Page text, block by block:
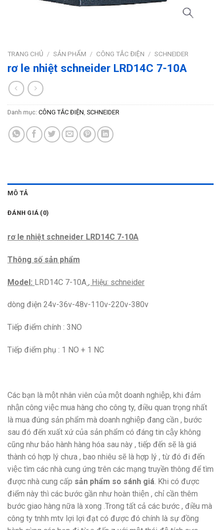
TRANG CHỦ / SẢN PHẨM / CÔNG TẮC ĐIỆN / SCHNEIDER
rơ le nhiệt schneider LRD14C 7-10A
Danh mục: CÔNG TẮC ĐIỆN, SCHNEIDER
MÔ TẢ
ĐÁNH GIÁ (0)
rơ le nhiệt schneider LRD14C 7-10A
Thông số sản phẩm
Model: LRD14C 7-10A , Hiệu: schneider
dòng điện 24v-36v-48v-110v-220v-380v
Tiếp điểm chính : 3NO
Tiếp điểm phụ : 1 NO + 1 NC
Các bạn là một nhân viên của một doanh nghiệp, khi đảm
nhận công việc mua hàng cho công ty, điều quan trọng nhất
là mua đúng sản phẩm mà doanh nghiệp đang cần , bước
sau đó đến xuất xứ của sản phẩm có đáng tin cậy không
cũng như bảo hành hàng hóa sau này , tiếp đến sẽ là giá
thành có hợp lý chưa , bao nhiêu sẽ là hợp lý , từ đó đi đến
việc tìm các nhà cung ứng trên các mạng truyền thông để tìm
được nhà cung cấp sản phẩm so sánh giá . Khi có được
điểm này thì các bước gần như hoàn thiện , chỉ cần thêm
bước giao hàng nữa là xong .Trong tất cả các bước , điều mà
công ty tnhh mtv lợi lợi đạt có được đó chính là sự đồng